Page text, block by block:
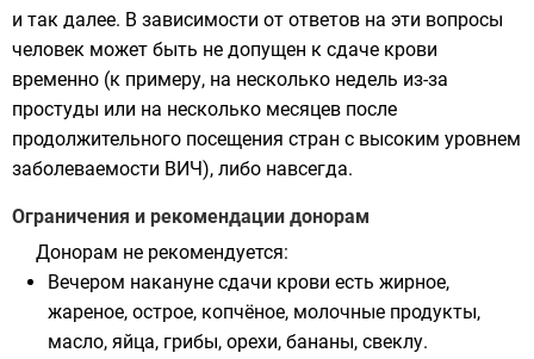
и так далее. В зависимости от ответов на эти вопросы
человек может быть не допущен к сдаче крови
временно (к примеру, на несколько недель из-за
простуды или на несколько месяцев после
продолжительного посещения стран с высоким уровнем
заболеваемости ВИЧ), либо навсегда.
Ограничения и рекомендации донорам
Донорам не рекомендуется:
Вечером накануне сдачи крови есть жирное,
жареное, острое, копчёное, молочные продукты,
масло, яйца, грибы, орехи, бананы, свеклу.